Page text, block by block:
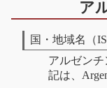
ア
国・地域名（
アルゼンチ
記は、